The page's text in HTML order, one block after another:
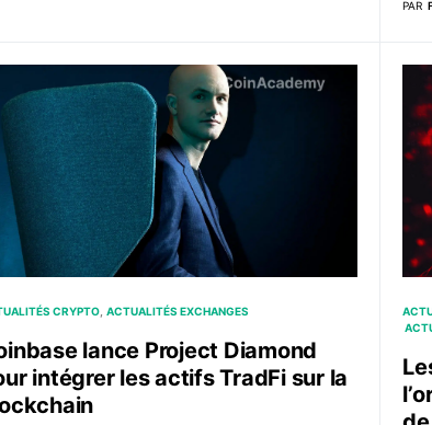
PAR
bloque les utilisateurs de l’État
lance Project Diamond pour intégrer les
CRYPTO ACTUALITÉS EXCHANGES
lance Project Diamond
intégrer les actifs TradFi sur la